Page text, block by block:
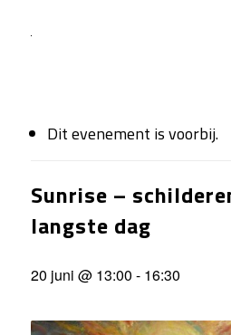
Dit evenement is voorbij.
Sunrise –
langste dag
20 juni @ 13:00 - 16:30